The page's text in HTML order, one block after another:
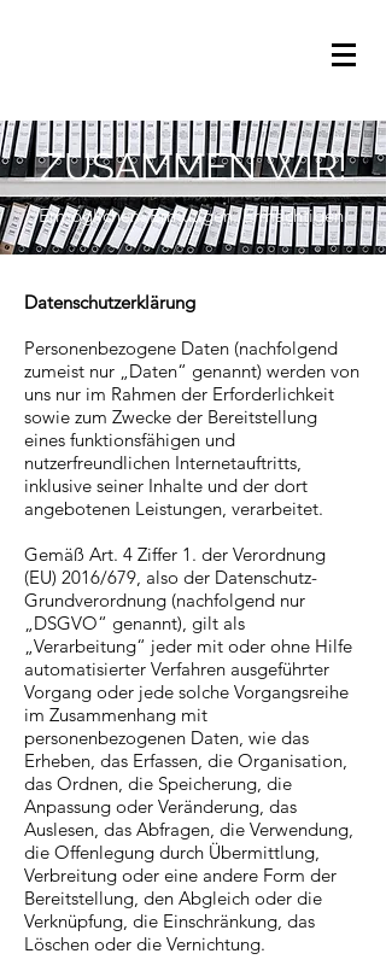
ZUSAMMEN WIR!
Ermöglichen. Ermutigen. Ermächtigen.
Datenschutzerklärung
Personenbezogene Daten (nachfolgend
zumeist nur „Daten“ genannt) werden von
uns nur im Rahmen der Erforderlichkeit
sowie zum Zwecke der Bereitstellung
eines funktionsfähigen und
nutzerfreundlichen Internetauftritts,
inklusive seiner Inhalte und der dort
angebotenen Leistungen, verarbeitet.
Gemäß Art. 4 Ziffer 1. der Verordnung
(EU) 2016/679, also der Datenschutz-
Grundverordnung (nachfolgend nur
„DSGVO“ genannt), gilt als
„Verarbeitung“ jeder mit oder ohne Hilfe
automatisierter Verfahren ausgeführter
Vorgang oder jede solche Vorgangsreihe
im Zusammenhang mit
personenbezogenen Daten, wie das
Erheben, das Erfassen, die Organisation,
das Ordnen, die Speicherung, die
Anpassung oder Veränderung, das
Auslesen, das Abfragen, die Verwendung,
die Offenlegung durch Übermittlung,
Verbreitung oder eine andere Form der
Bereitstellung, den Abgleich oder die
Verknüpfung, die Einschränkung, das
Löschen oder die Vernichtung.